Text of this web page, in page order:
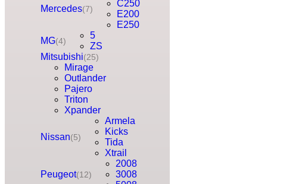
Mercedes(7)
C250
E200
E250
MG(4)
5
ZS
Mitsubishi(25)
Mirage
Outlander
Pajero
Triton
Xpander
Nissan(5)
Armela
Kicks
Tida
Xtrail
Peugeot(12)
2008
3008